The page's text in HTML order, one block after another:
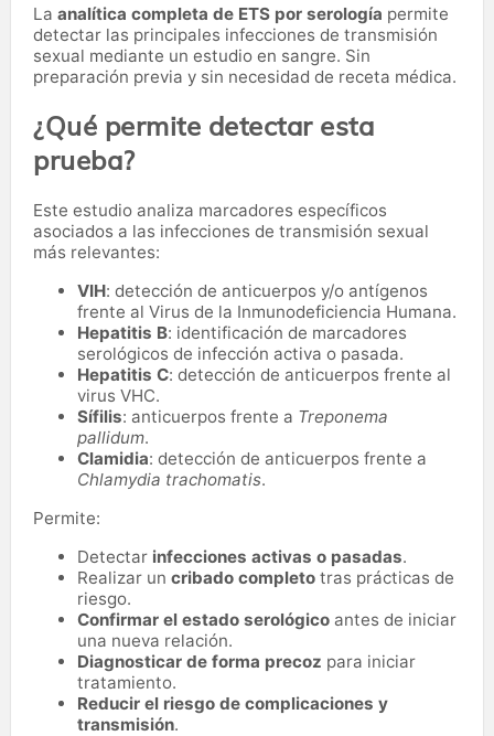
La analítica completa de ETS por serología permite
detectar las principales infecciones de transmisión
sexual mediante un estudio en sangre. Sin
preparación previa y sin necesidad de receta médica.
¿Qué permite detectar esta
prueba?
Este estudio analiza marcadores específicos
asociados a las infecciones de transmisión sexual
más relevantes:
VIH: detección de anticuerpos y/o antígenos
frente al Virus de la Inmunodeficiencia Humana.
Hepatitis B: identificación de marcadores
serológicos de infección activa o pasada.
Hepatitis C: detección de anticuerpos frente al
virus VHC.
Sífilis: anticuerpos frente a Treponema
pallidum.
Clamidia: detección de anticuerpos frente a
Chlamydia trachomatis.
Permite:
Detectar infecciones activas o pasadas.
Realizar un cribado completo tras prácticas de
riesgo.
Confirmar el estado serológico antes de iniciar
una nueva relación.
Diagnosticar de forma precoz para iniciar
tratamiento.
Reducir el riesgo de complicaciones y
transmisión.